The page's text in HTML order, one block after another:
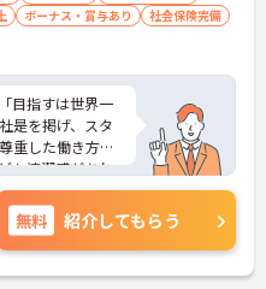
りがいを感じら
活躍できる環境
由となっている
とができます
る社風のもと
ることが期待で
環境で長期的な
グループの運営
ボーナス・賞与あり
社会保険完備
目指すは世界一
是を掲げ、スタ
重した働き方を
も清潔感があれ
いスタイルで無
頑張りやチーム
別報酬としてし
ーションを維持
は少なく、月9日
無料 紹介してもらう